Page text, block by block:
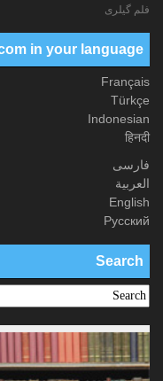
فلم گیلری
in your language
Français
Türkçe
Indonesian
हिनदी
فارسی
العربیة
English
Русский
Search